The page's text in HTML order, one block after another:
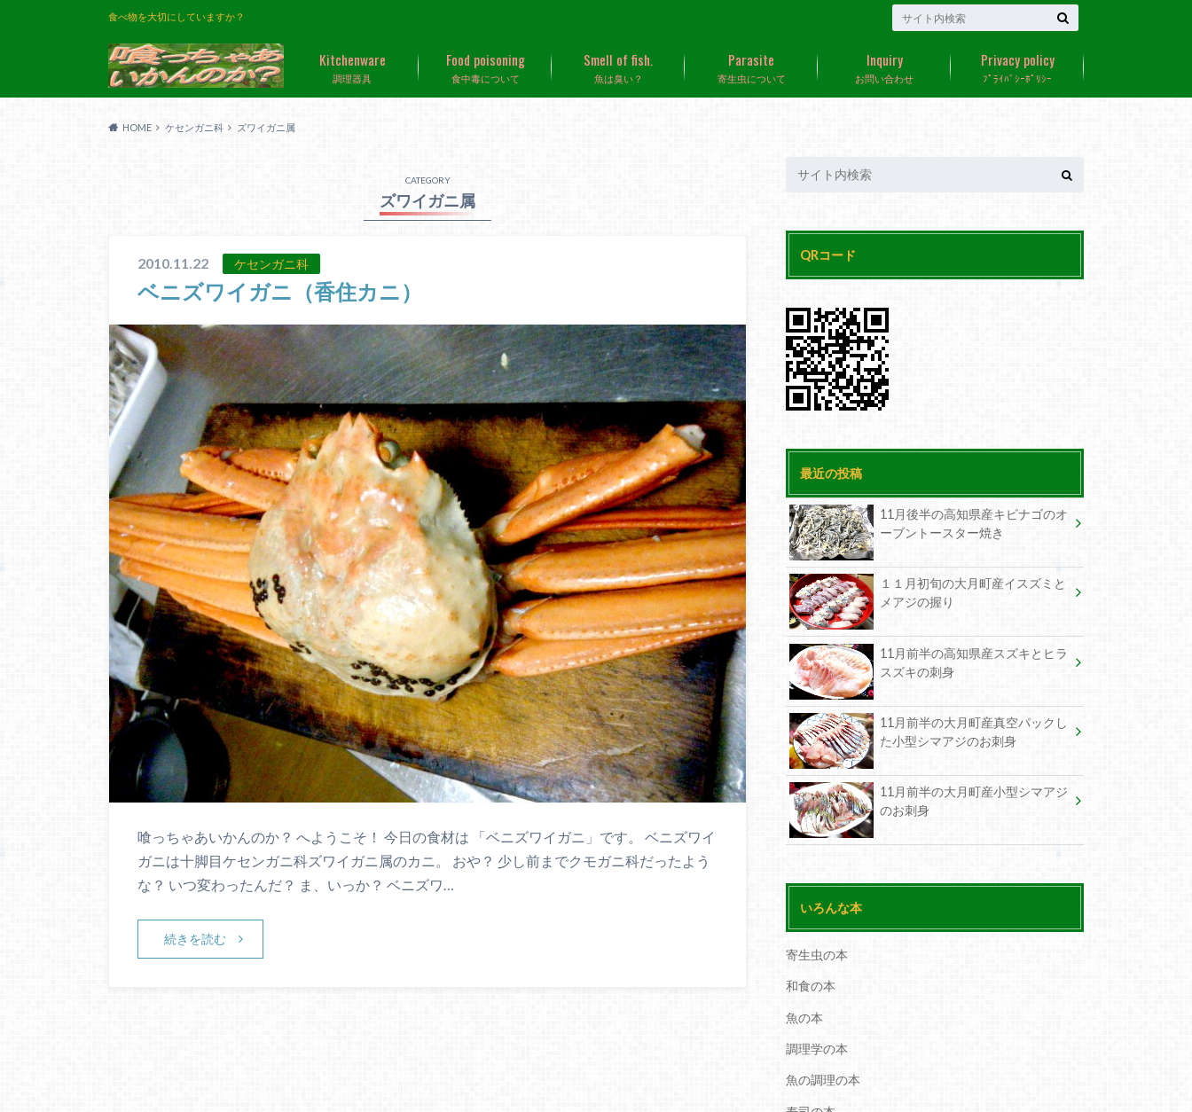
食べ物を大切にしていますか？
調理器具
Kitchenware
食中毒について
Food poisoning
魚は臭い？
Smell of fish.
寄生虫について
Parasite
お問い合わせ
Inquiry
ﾌﾟﾗｲﾊﾞｼｰﾎﾟﾘｼｰ
Privacy policy
HOME ケセンガニ科 ズワイガニ属
CATEGORY
ズワイガニ属
2010.11.22 ケセンガニ科
ベニズワイガニ（香住カニ）
喰っちゃあいかんのか？ へようこそ！ 今日の食材は 「ベニズワイガニ」です。 ベニズワイ
ガニは十脚目ケセンガニ科ズワイガニ属のカニ。 おや？ 少し前までクモガニ科だったよう
な？ いつ変わったんだ？ ま、いっか？ ベニズワ…
続きを読む
QRコード
最近の投稿
11月後半の高知県産キビナゴのオ
ーブントースター焼き
１１月初旬の大月町産イスズミと
メアジの握り
11月前半の高知県産スズキとヒラ
スズキの刺身
11月前半の大月町産真空パックし
た小型シマアジのお刺身
11月前半の大月町産小型シマアジ
のお刺身
いろんな本
寄生虫の本
和食の本
魚の本
調理学の本
魚の調理の本